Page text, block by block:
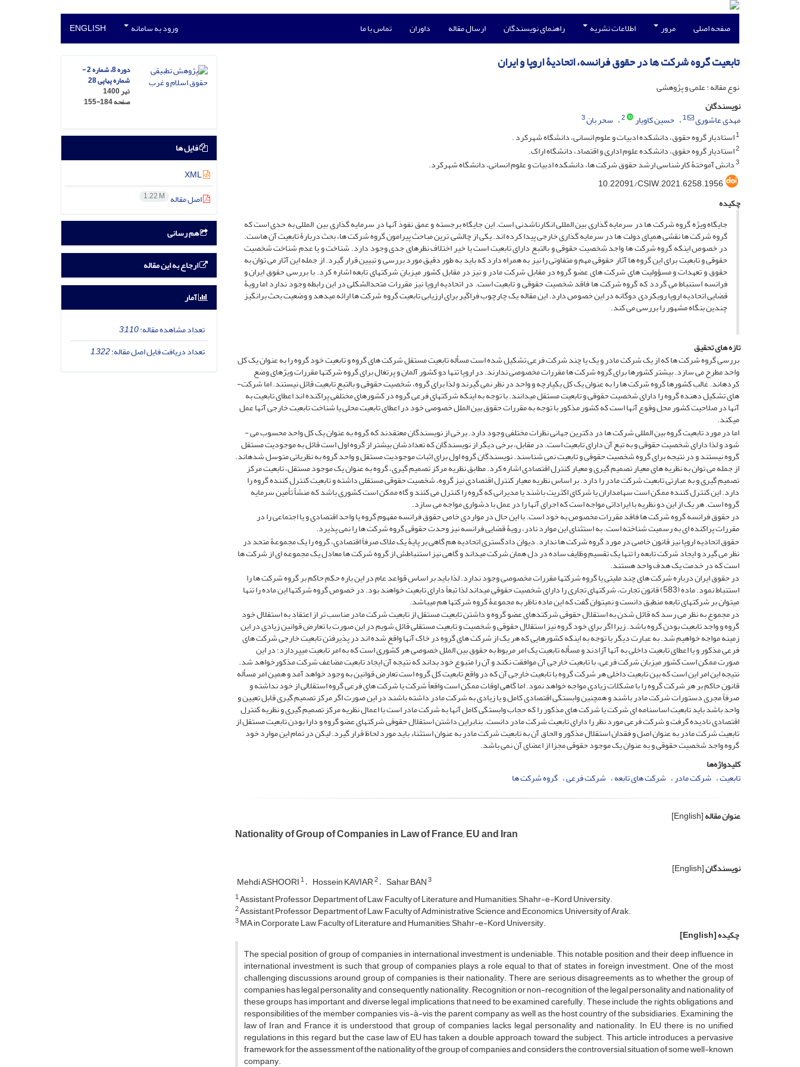
صفحه اصلی مرور اطلاعات نشریه راهنمای نویسندگان ارسال مقاله داوران تماس با ما ورود به سامانه ENGLISH
تابعیت گروه شرکت ها در حقوق فرانسه، اتحادیۀ اروپا و ایران
نوع مقاله : علمی و پژوهشی
نویسندگان
مهدی عاشوری
1 حسین کاویار 2 سحر بان3
1استادیار گروه حقوق، دانشکده ادبیات و علوم انسانی، دانشگاه شهرکرد .
2استادیار گروه حقوق، دانشکده علوم اداری و اقتصاد، دانشگاه اراک.
3دانش آموختۀ کارشناسی ارشد حقوق شرکت ها، دانشکده ادبیات و علوم انسانی، دانشگاه شهرکرد.
10.22091/CSIW.2021.6258.1956
چکیده
جایگاه ویژه گروه شرکت­ ها در سرمایه­ گذاری بین­ المللی انکارناشدنی است. این جایگاه برجسته و عمق نفوذ آن­ها در سرمایه­ گذاری بین ­المللی به حدی است که
گروه شرکت­ ها نقشی همپای دولت­ ها در سرمایه­ گذاری خارجی پیدا کرده ­اند. یکی از چالشی­ ترین مباحث پیرامون گروه شرکت ­ها، بحث دربارۀ تابعیت آن ­هاست.
در خصوص این­که گروه شرکت ها واجد شخصیت حقوقی و بالتبع دارای تابعیت است یا خیر اختلاف نظر­های جدی وجود دارد. شناخت و یا عدم شناخت شخصیت
حقوقی و تابعیت برای این گروه­ ها آثار حقوقی مهم و متفاوتی را نیز به همراه دارد که باید به طور دقیق مورد بررسی و تبیین قرار گیرد. از جمله این آثار می ­توان به
حقوق و تعهدات و مسؤولیت ­های شرکت­ های عضو گروه در مقابل شرکت مادر و نیز در مقابل کشور میزبانِ شرکت­های تابعه اشاره کرد. با بررسی حقوق ایران و
فرانسه استنباط می گردد که گروه شرکت­ ها فاقد شخصیت حقوقی و تابعیت است. در اتحادیه اروپا نیز مقررات متحدالشکلی در این رابطه وجود ندارد اما رویۀ
قضایی اتحادیه اروپا رویکردی دوگانه در این خصوص دارد. این مقاله یک چارچوب فراگیر برای ارزیابی تابعیت گروه شرکت­ ها ارائه می­دهد و وضعیت بحث ­برانگیز
چندین بنگاه مشهور را بررسی می­ کند.
تازه های تحقیق
بررسی گروه شرکت­ ها که از یک شرکت مادر و یک یا چند شرکت فرعی تشکیل شده است مسأله تابعیت مستقل شرکت ­های گروه و تابعیت خود گروه را به عنوان یک کل
واحد مطرح می ­سازد. بیشتر کشورها برای گروه شرکت­ ها مقررات مخصوصی ندارند. در اروپا تنها دو کشور آلمان و پرتغال برای گروه شرکت­ها مقررات ویژه­ای وضع
کرده­اند. غالب کشورها گروه شرکت­ ها را به عنوان یک کل یکپارچه و واحد در نظر نمی­ گیرند و لذا برای گروه، شخصیت حقوقی و بالتبع تابعیت قائل نیستند. اما شرکت­
های تشکیل­ دهنده گروه را دارای شخصیت حقوقی و تابعیت مستقل می­دانند. با توجه به اینکه شرکت­های فرعی گروه در کشورهای مختلفی پراکنده ­اند اعطای تابعیت به
آنها در صلاحیت کشور محل وقوع آنها است که کشور مذکور با توجه به مقررات حقوق بین ­الملل خصوصی خود در اعطای تابعیت محلی یا شناخت تابعیت خارجی آنها عمل
می­کند.
اما در مورد تابعیت گروه بین­ المللی شرکت ­ها در دکترین جهانی نظرات مختلفی وجود دارد. برخی از نویسندگان معتقدند که گروه به عنوان یک کل واحد محسوب می ­
شود و لذا دارای شخصیت حقوقی و به تبع آن دارای تابعیت است. در مقابل، برخی دیگر از نویسندگان که تعدادشان بیشتر از گروه اول است قائل به موجودیت مستقل
گروه نیستند و در نتیجه برای گروه شخصیت حقوقی و تابعیت نمی­ شناسند. نویسندگان گروه اول برای اثبات موجودیت مستقل و واحد گروه به نظریاتی متوسل شده­اند.
از جمله می ­توان به نظریه­ های معیار تصمیم گیری و معیار کنترل اقتصادی اشاره کرد. مطابق نظریه مرکز تصمیم گیری، گروه به عنوان یک موجود مستقل، تابعیت مرکز
تصمیم گیری و به عبارتی تابعیت شرکت مادر را دارد. بر اساس نظریه معیار کنترل اقتصادی نیز گروه، شخصیت حقوقی مستقلی داشته و تابعیت کنترل کننده گروه را
دارد. این کنترل کننده ممکن است سهامداران یا شرکای اکثریت باشند یا مدیرانی که گروه را کنترل می ­کنند و گاه ممکن است کشوری باشد که منشأ تأمین سرمایه
گروه است. هر یک از این دو نظریه با ایراداتی مواجه است که اجرای آنها را در عمل با دشواری مواجه می ­سازد.
در حقوق فرانسه گروه شرکت­ ها فاقد مقررات مخصوص به خود است. با ­این­ حال در مواردی خاص حقوق فرانسه مفهوم گروه یا واحد اقتصادی و یا اجتماعی را در
مقررات پراکنده ­ای به ­رسمیت­ شناخته است. به استثنای این موارد نادر، رویۀ قضایی فرانسه نیز وحدت حقوقی گروه شرکت­ ها را نمی­ پذیرد.
حقوق اتحادیه اروپا نیز قانون خاصی در مورد گروه شرکت ­ها ندارد. دیوان دادگستری اتحادیه هم گاهی بر پایۀ یک ملاک صرفاً اقتصادی، گروه را یک مجموعۀ متحد در
نظر می­ گیرد و ایجاد شرکت تابعه را تنها یک تقسیم وظایف ساده در دل همان شرکت می­داند و گاهی نیز استنباطش از گروه شرکت­ ها معادل یک مجموعه ­ای از شرکت­ ها
است که در خدمت یک هدف واحد هستند.
در حقوق ایران درباره شرکت های چند ملیتی یا گروه شرکت­ها مقررات مخصوصی وجود ندارد. لذا باید بر اساس قواعد عام در این باره حکم حاکم بر گروه شرکت ­ها را
استنباط نمود. ماده (583) قانون تجارت، شرکت­های تجاری را دارای شخصیت حقوقی می­داند لذا تبعاً دارای تابعیت خواهند بود. در خصوص گروه شرکت­ها این ماده را تنها
می­توان بر شرکت­های تابعه منطبق دانست و نمی­توان گفت که این ماده ناظر به مجموعۀ گروه شرکت­ها هم می­باشد.
در مجموع به نظر می ­رسد که قائل­ شدن به استقلال حقوقی شرکت­دهای عضو گروه و داشتن تابعیت مستقل از تابعیت شرکت مادر مناسب ­تر از اعتقاد به استقلال خود
گروه و واجد تابعیت بودن گروه باشد. زیرا اگر برای خود گروه نیز استقلال حقوقی و شخصیت و تابعیت مستقلی قائل شویم در این صورت با تعارض قوانین زیادی در این
زمینه مواجه خواهیم شد. به عبارت دیگر با توجه به اینکه کشورهایی که هر یک از شرکت های گروه در خاک آنها واقع شده­ اند در پذیرفتن تابعیت خارجی شرکت های
فرعی مذکور و یا اعطای تابعیت داخلی به آنها آزادند و مسأله تابعیت یک امر مربوط به حقوق بین ­الملل خصوصی هر کشوری است که به امر تابعیت می­پردازد؛ در این
صورت ممکن است کشور میزبان شرکت فرعی، با تابعیت خارجی آن موافقت نکند و آن را متبوع خود بداند که نتیجه آن ایجاد تابعیت مضاعف شرکت مذکورخواهد شد.
نتیجه این امر این است که بین تابعیت داخلی هر شرکت گروه با تابعیت خارجی آن که در واقع تابعیت کل گروه است تعارض قوانین به وجود خواهد آمد و همین امر مسأله
قانون حاکم بر هر شرکت گروه را با مشکلات زیادی مواجه خواهد نمود. اما گاهی اوقات ممکن است واقعاً شرکت یا شرکت های فرعی گروه استقلالی از خود نداشته و
صرفاً مجری دستورات شرکت مادر باشند و همچنین وابستگی اقتصادی کامل و یا زیادی به شرکت مادر داشته باشند در این صورت اگر مرکز تصمیم گیری قابل تعیین و
واحد باشد باید تابعیت اساسنامه ای شرکت یا شرکت های مذکور را که حجاب وابستگی کامل آنها به شرکت مادر است با اعمال نظریه مرکز تصمیم گیری و نظریه کنترل
اقتصادی نادیده گرفت و شرکت فرعی مورد نظر را دارای تابعیت شرکت مادر دانست. بنابراین داشتن استقلال حقوقی شرکت­های عضو گروه و دارا بودن تابعیت مستقل از
تابعیت شرکت مادر به عنوان اصل و فقدان استقلال مذکور و الحاق آن به تابعیت شرکت مادر به عنوان استثناء باید مورد لحاظ قرار گیرد. لیکن در تمام این موارد خود
گروه واجد شخصیت حقوقی و به عنوان یک موجود حقوقی مجزا از اعضای آن نمی باشد.
کلیدواژه‌ها
تابعیت شرکت مادر شرکت های تابعه شرکت فرعی گروه شرکت ها
عنوان مقاله[English]
Nationality of Group of Companies in Law of France, EU and Iran
نویسندگان[English]
Mehdi ASHOORI1 Hossein KAVIAR2 Sahar BAN3
1Assistant Professor, Department of Law, Faculty of Literature and Humanities, Shahr-e-Kord University.
2Assistant Professor, Department of Law, Faculty of Administrative Science and Economics, University of Arak.
3MA in Corporate Law, Faculty of Literature and Humanities, Shahr-e-Kord University.
چکیده[English]
The special position of group of companies in international investment is undeniable. This notable position and their deep influence in
international investment is such that group of companies plays a role equal to that of states in foreign investment. One of the most
challenging discussions around group of companies is their nationality. There are serious disagreements as to whether the group of
companies has legal personality and, consequently, nationality. Recognition or non-recognition of the legal personality and nationality of
these groups has important and diverse legal implications that need to be examined carefully. These include the rights, obligations and
responsibilities of the member companies vis-à-vis the parent company as well as the host country of the subsidiaries. Examining the
law of Iran and France it is understood that group of companies lacks legal personality and nationality. In EU there is no unified
regulations in this regard, but the case law of EU has taken a double approach toward the subject. This article introduces a pervasive
framework for the assessment of the nationality of the group of companies and considers the controversial situation of some well-known
company.
دوره 8، شماره 2 -
شماره پیاپی 28
تیر 1400
صفحه155-184
فایل ها
XML
اصل مقاله 1.22 M
هم رسانی
ارجاع به این مقاله
آمار
تعداد مشاهده مقاله:3,110
تعداد دریافت فایل اصل مقاله:1,322